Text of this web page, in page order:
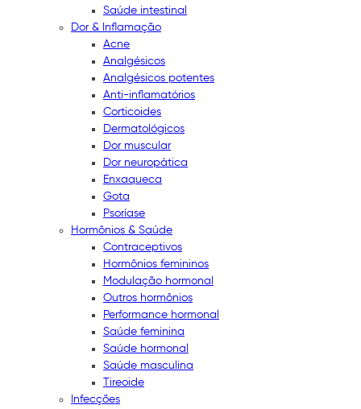
Saúde intestinal
Dor & Inflamação
Acne
Analgésicos
Analgésicos potentes
Anti-inflamatórios
Corticoides
Dermatológicos
Dor muscular
Dor neuropática
Enxaqueca
Gota
Psoríase
Hormônios & Saúde
Contraceptivos
Hormônios femininos
Modulação hormonal
Outros hormônios
Performance hormonal
Saúde feminina
Saúde hormonal
Saúde masculina
Tireoide
Infecções